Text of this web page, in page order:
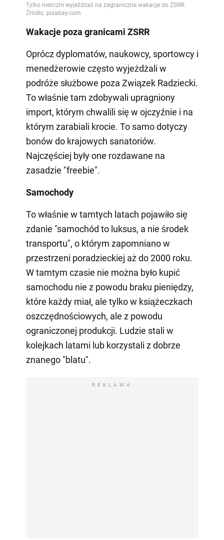
Wakacje poza granicami ZSRR
Oprócz dyplomatów, naukowcy, sportowcy i
menedżerowie często wyjeżdżali w
podróże służbowe poza Związek Radziecki.
To właśnie tam zdobywali upragniony
import, którym chwalili się w ojczyźnie i na
którym zarabiali krocie. To samo dotyczy
bonów do krajowych sanatoriów.
Najczęściej były one rozdawane na
zasadzie "freebie".
Samochody
To właśnie w tamtych latach pojawiło się
zdanie "samochód to luksus, a nie środek
transportu", o którym zapomniano w
przestrzeni poradzieckiej aż do 2000 roku.
W tamtym czasie nie można było kupić
samochodu nie z powodu braku pieniędzy,
które każdy miał, ale tylko w książeczkach
oszczędnościowych, ale z powodu
ograniczonej produkcji. Ludzie stali w
kolejkach latami lub korzystali z dobrze
znanego "blatu".
REKLAMA